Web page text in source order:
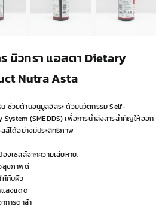
นิวทรา แอสตา Dietary
Nutra Asta
ช่วยต้านอนุมูลอิสระ ด้วยนวัตกรรม Self-
(SMEDDS) เพื่อการนำส่งสารสำคัญให้ออก
ล์ได้อย่างมีประสิทธิภาพ
งเซลล์จากความเสียหาย.
สุขภาพดี
ห้กับผิว
แสงแดด
การตาล้า